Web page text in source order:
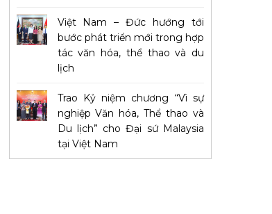
Việt Nam – Đức hướng tới
bước phát triển mới trong hợp
tác văn hóa, thể thao và du
lịch
Trao Kỷ niệm chương “Vì sự
nghiệp Văn hóa, Thể thao và
Du lịch” cho Đại sứ Malaysia
tại Việt Nam